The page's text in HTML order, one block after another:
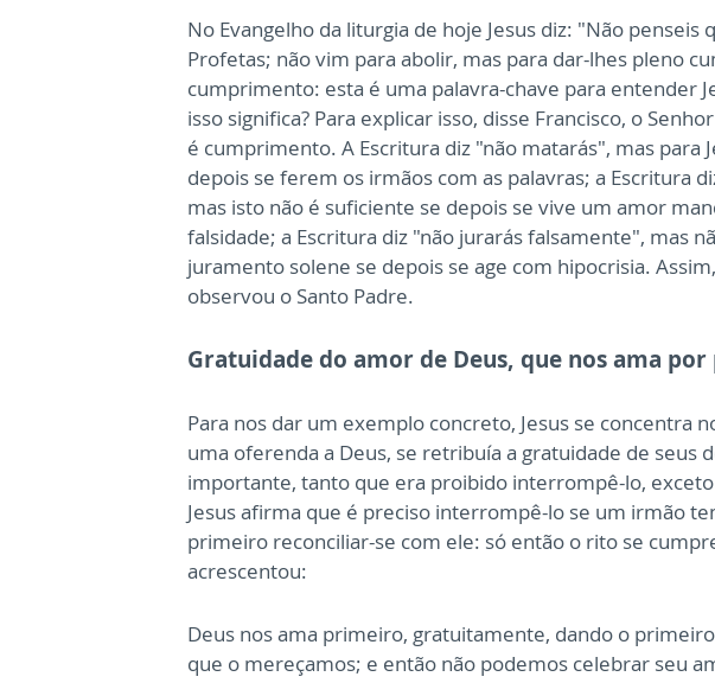
No Evangelho da liturgia de hoje Jesus diz: "Não penseis
Profetas; não vim para abolir, mas para dar-lhes pleno
cumprimento: esta é uma palavra-chave para entender
isso significa? Para explicar isso, disse Francisco, o
é cumprimento. A Escritura diz "não matarás", mas para
depois se ferem os irmãos com as palavras; a Escritura
mas isto não é suficiente se depois se vive um amor
falsidade; a Escritura diz "não jurarás falsamente", mas
juramento solene se depois se age com hipocrisia.
observou o Santo Padre.
Gratuidade do amor de Deus, que nos ama
Para nos dar um exemplo concreto, Jesus se concentra
uma oferenda a Deus, se retribuía a gratuidade de seus
importante, tanto que era proibido interrompê-lo,
Jesus afirma que é preciso interrompê-lo se um irmão
primeiro reconciliar-se com ele: só então o rito se
acrescentou:
Deus nos ama primeiro, gratuitamente, dando o
que o mereçamos; e então não podemos celebrar seu